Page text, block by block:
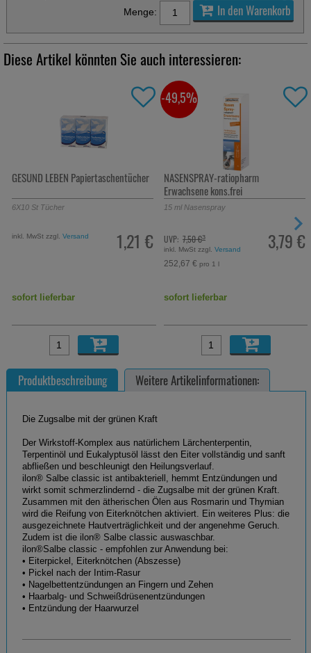
Menge:
In den Warenkorb
Diese Artikel könnten Sie auch interessieren:
GESUND LEBEN Papiertaschentücher
6X10 St Tücher
1,21 €
inkl. MwSt zzgl.Versand
sofort lieferbar
NASENSPRAY-ratiopharm
Erwachsene kons.frei
15 ml Nasenspray
3,79 €
UVP: 7,50 €³
inkl. MwSt zzgl.Versand
252,67 € pro 1 l
-49,5%
sofort lieferbar
Produktbeschreibung Weitere Artikelinformationen:
Die Zugsalbe mit der grünen Kraft
Der Wirkstoff-Komplex aus natürlichem Lärchenterpentin,
Terpentinöl und Eukalyptusöl lässt den Eiter vollständig und sanft
abfließen und beschleunigt den Heilungsverlauf.
ilon® Salbe classic ist antibakteriell, hemmt Entzündungen und
wirkt somit schmerzlindernd - die Zugsalbe mit der grünen Kraft.
Zusammen mit den ätherischen Ölen aus Rosmarin und Thymian
wird die Reifung von Eiterknötchen aktiviert. Ein weiteres Plus: die
ausgezeichnete Hautverträglichkeit und der angenehme Geruch.
Zudem ist die ilon® Salbe classic auswaschbar.
ilon®Salbe classic - empfohlen zur Anwendung bei:
• Eiterpickel, Eiterknötchen (Abszesse)
• Pickel nach der Intim-Rasur
• Nagelbettentzündungen an Fingern und Zehen
• Haarbalg- und Schweißdrüsenentzündungen
• Entzündung der Haarwurzel